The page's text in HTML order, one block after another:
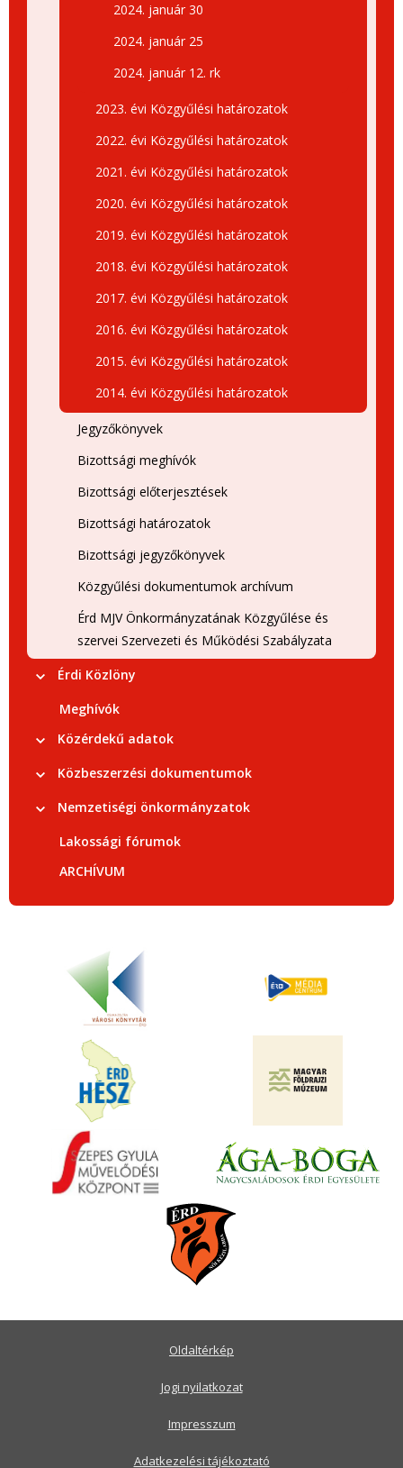
2024. január 30
2024. január 25
2024. január 12. rk
2023. évi Közgyűlési határozatok
2022. évi Közgyűlési határozatok
2021. évi Közgyűlési határozatok
2020. évi Közgyűlési határozatok
2019. évi Közgyűlési határozatok
2018. évi Közgyűlési határozatok
2017. évi Közgyűlési határozatok
2016. évi Közgyűlési határozatok
2015. évi Közgyűlési határozatok
2014. évi Közgyűlési határozatok
Jegyzőkönyvek
Bizottsági meghívók
Bizottsági előterjesztések
Bizottsági határozatok
Bizottsági jegyzőkönyvek
Közgyűlési dokumentumok archívum
Érd MJV Önkormányzatának Közgyűlése és
szervei Szervezeti és Működési Szabályzata
Érdi Közlöny
Meghívók
Közérdekű adatok
Közbeszerzési dokumentumok
Nemzetiségi önkormányzatok
Lakossági fórumok
ARCHÍVUM
Oldaltérkép
Jogi nyilatkozat
Impresszum
Adatkezelési tájékoztató